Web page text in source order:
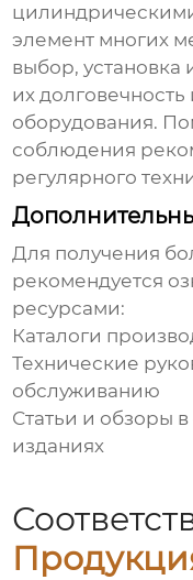
элемент многих
выбор, установка
их
оборудования.
соблюдения
регулярного
Для получения
рекомендуется
ресурсами:
Каталоги
Технические
обслуживанию
Статьи и обзоры
изданиях